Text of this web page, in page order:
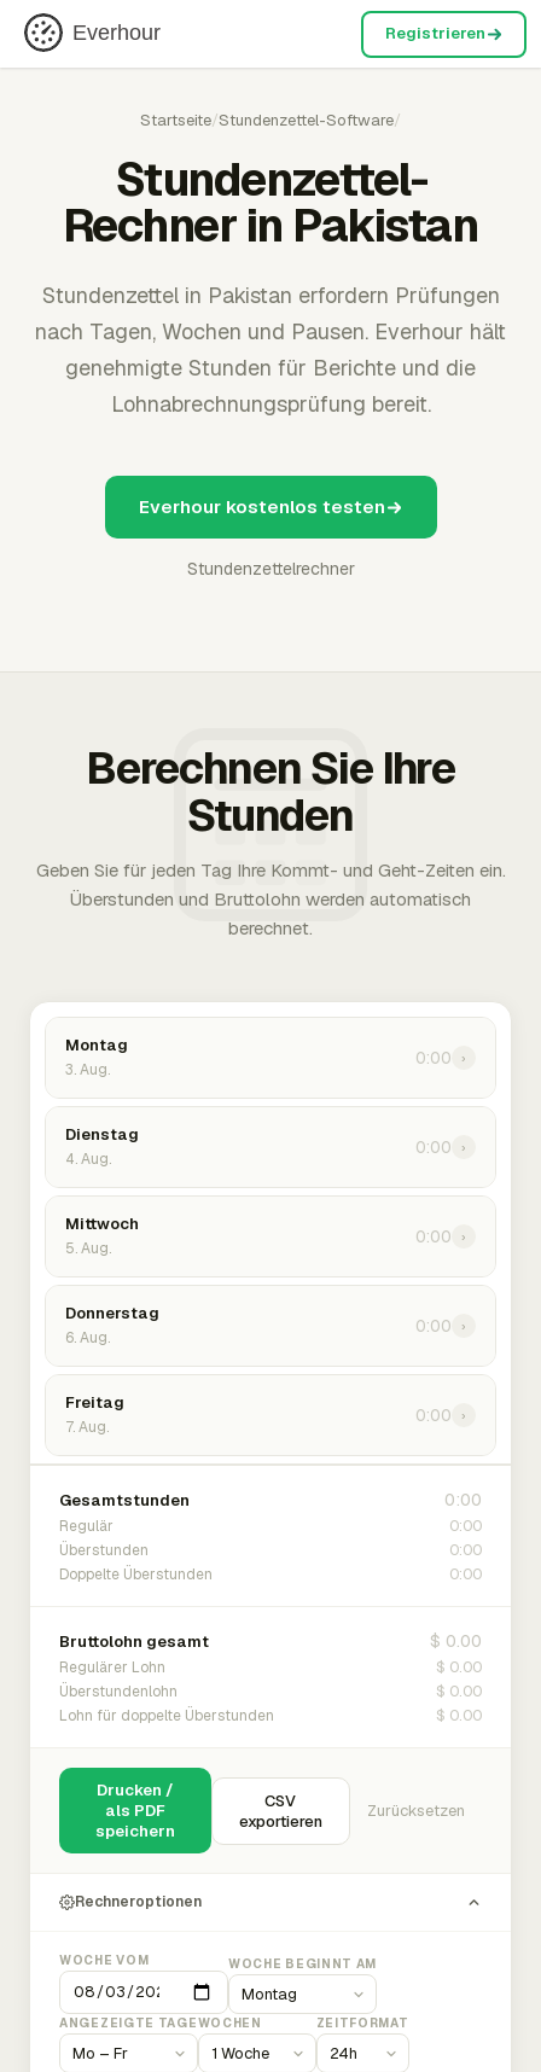
Everhour Registrieren
Startseite/Stundenzettel-Software/
Stundenzettel-
Rechner in Pakistan
Stundenzettel in Pakistan erfordern Prüfungen
nach Tagen, Wochen und Pausen. Everhour hält
genehmigte Stunden für Berichte und die
Lohnabrechnungsprüfung bereit.
Everhour kostenlos testen
Stundenzettelrechner
Berechnen Sie Ihre
Stunden
Geben Sie für jeden Tag Ihre Kommt- und Geht-Zeiten ein.
Überstunden und Bruttolohn werden automatisch
berechnet.
Montag
3. Aug.
0:00 ›
Dienstag
4. Aug.
0:00 ›
Mittwoch
5. Aug.
0:00 ›
Donnerstag
6. Aug.
0:00 ›
Freitag
7. Aug.
0:00 ›
Gesamtstunden 0:00
Regulär 0:00
Überstunden 0:00
Doppelte Überstunden 0:00
Bruttolohn gesamt $ 0.00
Regulärer Lohn $ 0.00
Überstundenlohn $ 0.00
Lohn für doppelte Überstunden $ 0.00
Drucken /
als PDF
speichern
CSV
exportieren
Zurücksetzen
Rechneroptionen
WOCHE VOM WOCHE BEGINNT AM
ANGEZEIGTE TAGEWOCHEN ZEITFORMAT